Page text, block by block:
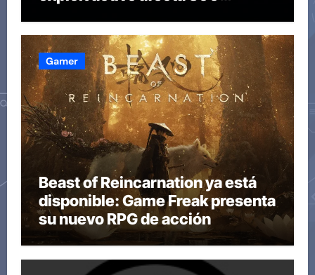
Gamer
Beast of Reincarnation ya está
disponible: Game Freak presenta
su nuevo RPG de acción